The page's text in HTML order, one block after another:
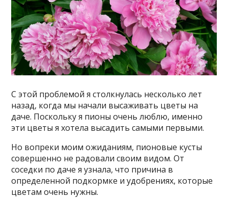
С этой проблемой я столкнулась несколько лет
назад, когда мы начали высаживать цветы на
даче. Поскольку я пионы очень люблю, именно
эти цветы я хотела высадить самыми первыми.
Но вопреки моим ожиданиям, пионовые кусты
совершенно не радовали своим видом. От
соседки по даче я узнала, что причина в
определенной подкормке и удобрениях, которые
цветам очень нужны.